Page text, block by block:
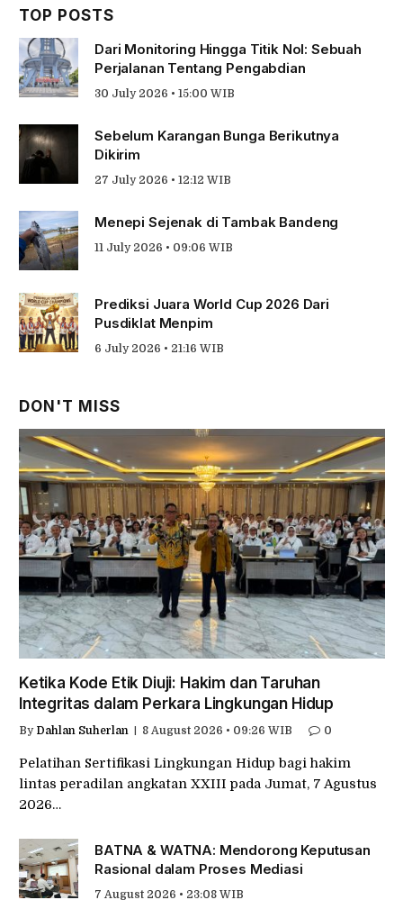
TOP POSTS
Dari Monitoring Hingga Titik Nol: Sebuah
Perjalanan Tentang Pengabdian
30 July 2026 • 15:00 WIB
Sebelum Karangan Bunga Berikutnya
Dikirim
27 July 2026 • 12:12 WIB
Menepi Sejenak di Tambak Bandeng
11 July 2026 • 09:06 WIB
Prediksi Juara World Cup 2026 Dari
Pusdiklat Menpim
6 July 2026 • 21:16 WIB
DON'T MISS
Ketika Kode Etik Diuji: Hakim dan Taruhan
Integritas dalam Perkara Lingkungan Hidup
By Dahlan Suherlan 8 August 2026 • 09:26 WIB 0
Pelatihan Sertifikasi Lingkungan Hidup bagi hakim
lintas peradilan angkatan XXIII pada Jumat, 7 Agustus
2026…
BATNA & WATNA: Mendorong Keputusan
Rasional dalam Proses Mediasi
7 August 2026 • 23:08 WIB